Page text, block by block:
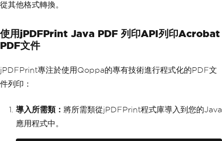
從其他格式轉換。
使用jPDFPrint Java PDF 列印API列印Acrobat
PDF文件
jPDFPrint專注於使用Qoppa的專有技術進行程式化的PDF文
件列印：
導入所需類： 將所需類從jPDFPrint程式庫導入到您的Java
應用程式中。